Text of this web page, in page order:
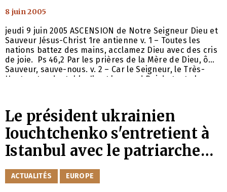
8 juin 2005
jeudi 9 juin 2005 ASCENSION de Notre Seigneur Dieu et
Sauveur Jésus-Christ 1re antienne v. 1 – Toutes les
nations battez des mains, acclamez Dieu avec des cris
de joie. Ps 46,2 Par les prières de la Mère de Dieu, ô
Sauveur, sauve-nous. v. 2 – Car le Seigneur, le Très-
Haut, est redoutable, Il est le grand Roi de toute la
Le président ukrainien
Iouchtchenko s'entretient à
Istanbul avec le patriarche
Bartholomée Ier
CATÉGORIES
ACTUALITÉS EUROPE